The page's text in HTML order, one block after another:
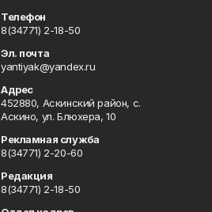
Телефон
8(34771) 2-18-50
Эл. почта
yantiyak@yandex.ru
Адрес
452880, Аскинский район, с.
Аскино, ул. Блюхера, 10
Рекламная служба
8(34771) 2-20-60
Редакция
8(34771) 2-18-50